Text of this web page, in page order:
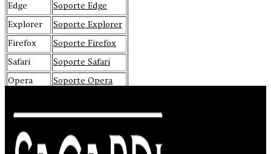
Edge Soporte Edge
Explorer Soporte Explorer
Firefox Soporte Firefox
Safari Soporte Safari
Opera Soporte Opera